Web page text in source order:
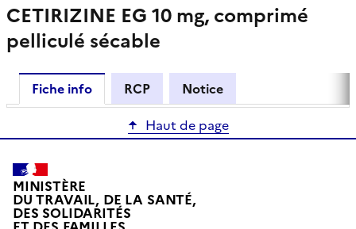
CETIRIZINE EG 10 mg, comprimé
pelliculé sécable
Fiche info RCP
Notice
Haut de page
MINISTÈRE
DU TRAVAIL, DE LA SANTÉ,
DES SOLIDARITÉS